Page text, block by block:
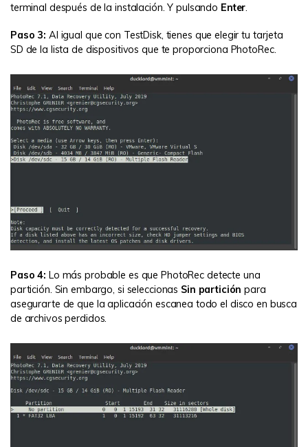
terminal después de la instalación. Y pulsando Enter
Paso 3: Al igual que con TestDisk, tienes que elegir tu tarjeta
SD de la lista de dispositivos que te proporciona PhotoRec.
Paso 4: Lo más probable es que PhotoRec detecte una
partición. Sin embargo, si seleccionas Sin partición para
asegurarte de que la aplicación escanea todo el disco en busca
de archivos perdidos.